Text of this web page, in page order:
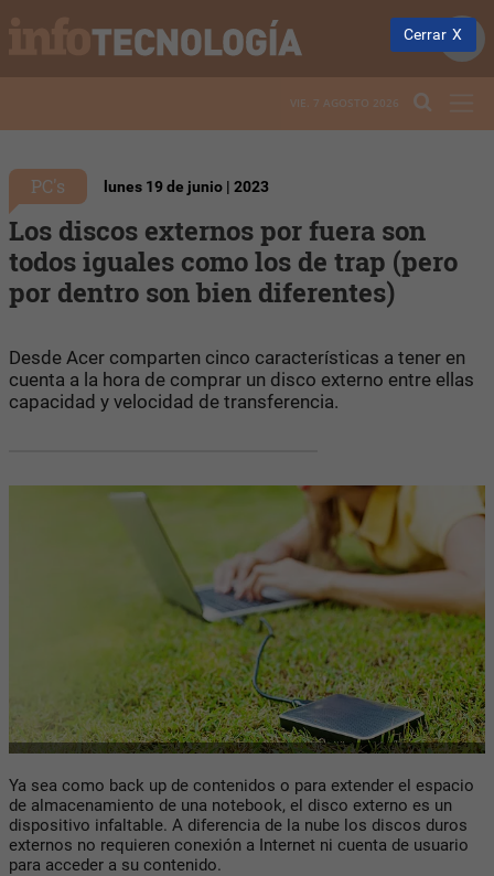
VIE. 7 AGOSTO 2026
PC's lunes 19 de junio | 2023
Los discos externos por fuera son
todos iguales como los de trap (pero
por dentro son bien diferentes)
Desde Acer comparten cinco características a tener en
cuenta a la hora de comprar un disco externo entre ellas
capacidad y velocidad de transferencia.
Ya sea como back up de contenidos o para extender el espacio
de almacenamiento de una notebook, el disco externo es un
dispositivo infaltable. A diferencia de la nube los discos duros
externos no requieren conexión a Internet ni cuenta de usuario
para acceder a su contenido.
Cerrar